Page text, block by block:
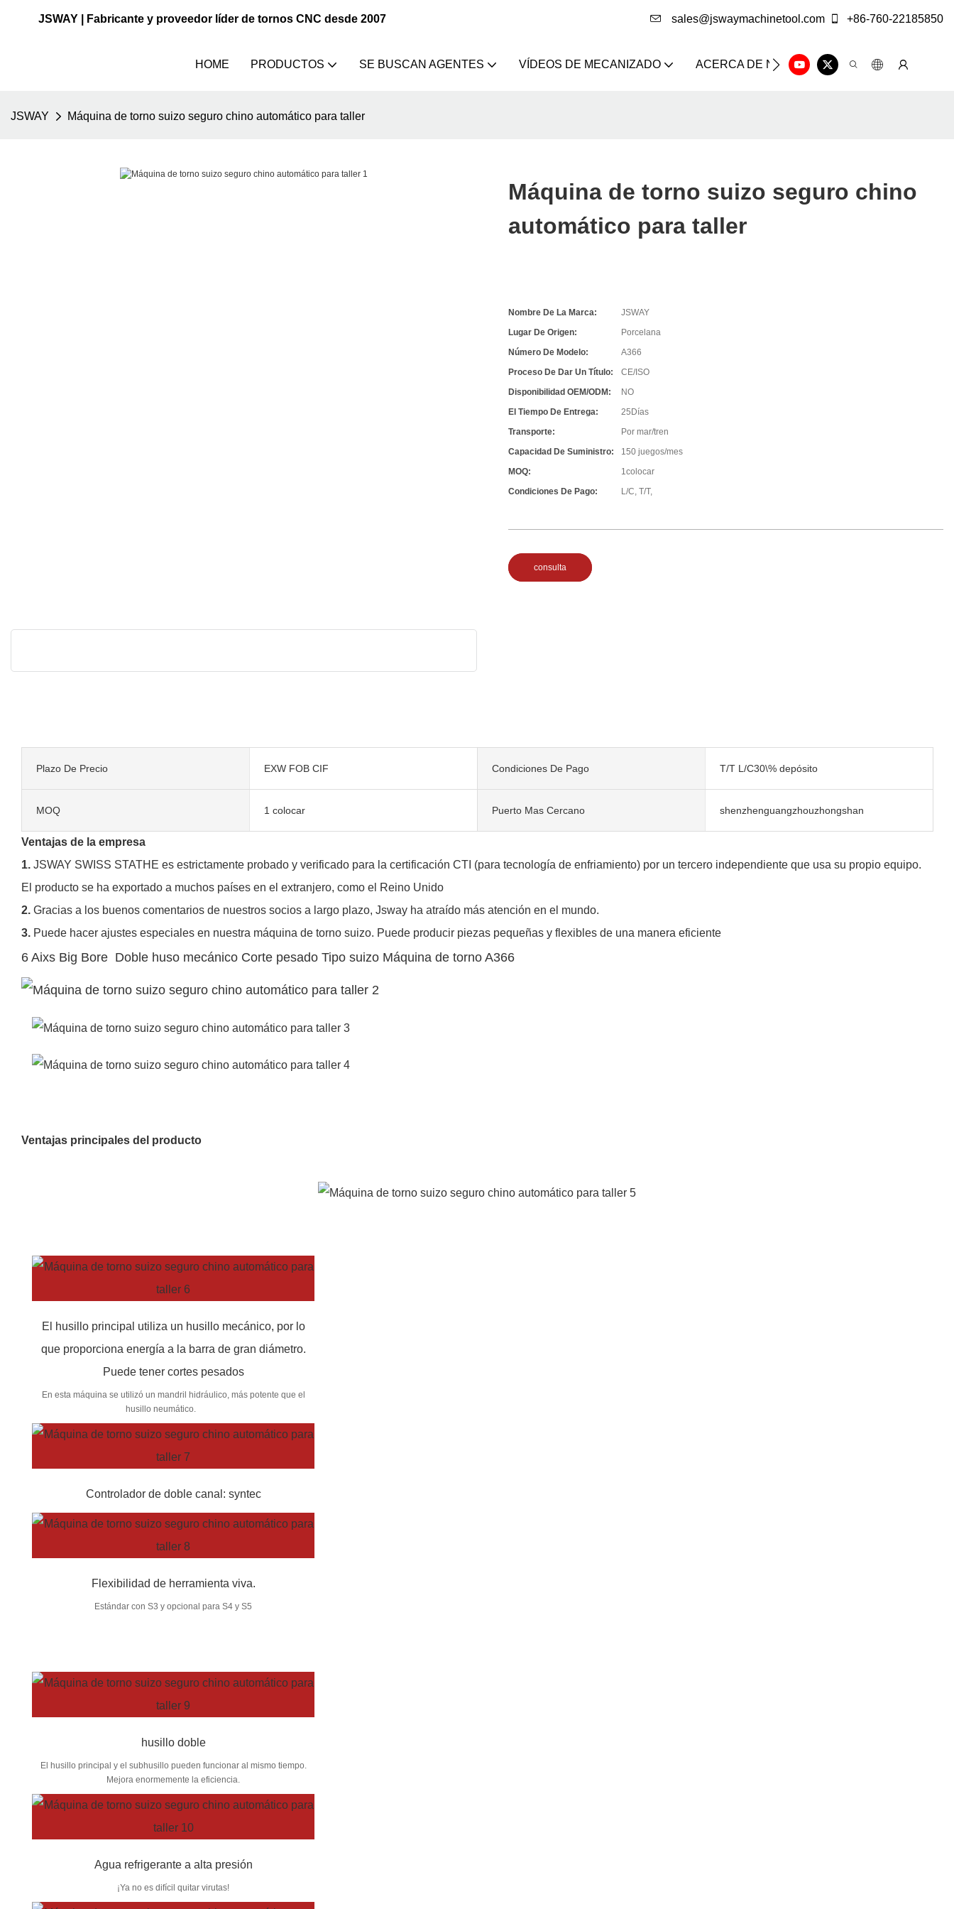
JSWAY | Fabricante y proveedor líder de tornos CNC desde 2007 sales@jswaymachinetool.com +86-760-22185850
HOME PRODUCTOS SE BUSCAN AGENTES VÍDEOS DE MECANIZADO ACERCA DE NOSOTROS SOLUCIÓN
JSWAY Máquina de torno suizo seguro chino automático para taller
Máquina de torno suizo seguro chino
automático para taller
Nombre De La Marca:
JSWAY
Lugar De Origen:
Porcelana
Número De Modelo:
A366
Proceso De Dar Un Título:
CE/ISO
Disponibilidad OEM/ODM:
NO
El Tiempo De Entrega:
25Días
Transporte:
Por mar/tren
Capacidad De Suministro:
150 juegos/mes
MOQ:
1colocar
Condiciones De Pago:
L/C, T/T,
consulta
Plazo De Precio EXW FOB CIF Condiciones De Pago T/T L/C30\% depósito
MOQ 1 colocar Puerto Mas Cercano shenzhenguangzhouzhongshan
Ventajas de la empresa
1. JSWAY SWISS STATHE es estrictamente probado y verificado para la certificación CTI (para tecnología de enfriamiento) por un tercero independiente que usa su propio equipo.
El producto se ha exportado a muchos países en el extranjero, como el Reino Unido
2. Gracias a los buenos comentarios de nuestros socios a largo plazo, Jsway ha atraído más atención en el mundo.
3. Puede hacer ajustes especiales en nuestra máquina de torno suizo. Puede producir piezas pequeñas y flexibles de una manera eficiente
6 Aixs Big Bore Doble huso mecánico Corte pesado Tipo suizo Máquina de torno A366
Ventajas principales del producto
El husillo principal utiliza un husillo mecánico, por lo
que proporciona energía a la barra de gran diámetro.
Puede tener cortes pesados
En esta máquina se utilizó un mandril hidráulico, más potente que el
husillo neumático.
Controlador de doble canal: syntec
Flexibilidad de herramienta viva.
Estándar con S3 y opcional para S4 y S5
husillo doble
El husillo principal y el subhusillo pueden funcionar al mismo tiempo.
Mejora enormemente la eficiencia.
Agua refrigerante a alta presión
¡Ya no es difícil quitar virutas!